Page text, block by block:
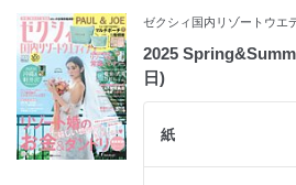
ゼクシィ国内リゾートウエ
2025
日)
紙